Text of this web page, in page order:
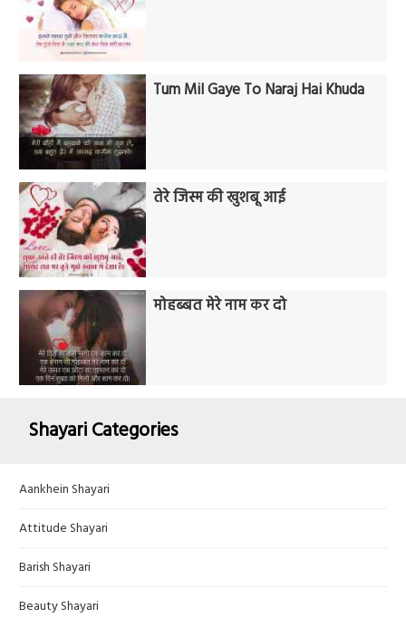
Tum Mil Gaye To Naraj Hai Khuda
तेरे जिस्म की खुशबू आई
मोहब्बत मेरे नाम कर दो
Shayari Categories
Aankhein Shayari
Attitude Shayari
Barish Shayari
Beauty Shayari